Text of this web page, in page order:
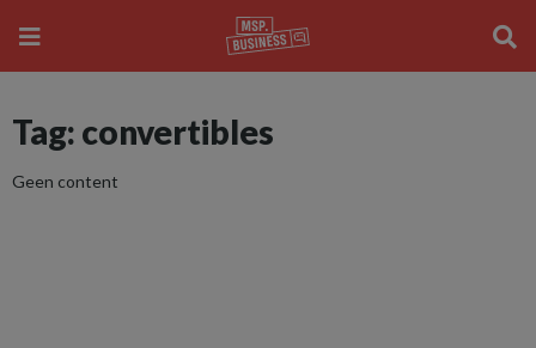
Tag: convertibles
Geen content